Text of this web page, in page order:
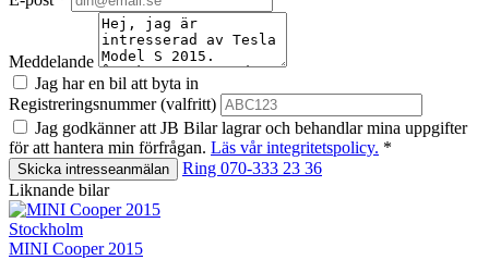
Meddelande
Jag har en bil att byta in
Registreringsnummer (valfritt)
Jag godkänner att JB Bilar lagrar och behandlar mina uppgifter
för att hantera min förfrågan. Läs vår integritetspolicy. *
Skicka intresseanmälan
Ring 070-333 23 36
Liknande bilar
Stockholm
MINI Cooper 2015